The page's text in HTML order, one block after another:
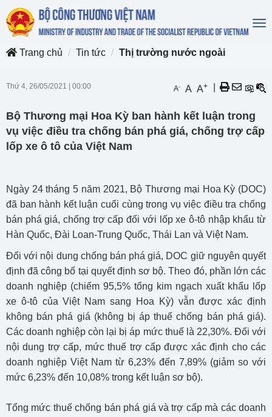
Trang chủ
Tin tức Thị trường nước ngoài
Thứ 4, 26/05/2021 00:00 A- A A+
Bộ Thương mại Hoa Kỳ ban hành kết luận trong
vụ việc điều tra chống bán phá giá, chống trợ cấp
lốp xe ô tô của Việt Nam
Ngày 24 tháng 5 năm 2021, Bộ Thương mại Hoa Kỳ (DOC)
đã ban hành kết luận cuối cùng trong vụ việc điều tra chống
bán phá giá, chống trợ cấp đối với lốp xe ô-tô nhập khẩu từ
Hàn Quốc, Đài Loan-Trung Quốc, Thái Lan và Việt Nam.
Đối với nội dung chống bán phá giá, DOC giữ nguyên quyết
định đã công bố tại quyết định sơ bộ. Theo đó, phần lớn các
doanh nghiệp (chiếm 95,5% tổng kim ngạch xuất khẩu lốp
xe ô-tô của Việt Nam sang Hoa Kỳ) vẫn được xác định
không bán phá giá (không bị áp thuế chống bán phá giá).
Các doanh nghiệp còn lại bị áp mức thuế là 22,30%. Đối với
nội dung trợ cấp, mức thuế trợ cấp được xác định cho các
doanh nghiệp Việt Nam từ 6,23% đến 7,89% (giảm so với
mức 6,23% đến 10,08% trong kết luận sơ bộ).
Tổng mức thuế chống bán phá giá và trợ cấp mà các doanh